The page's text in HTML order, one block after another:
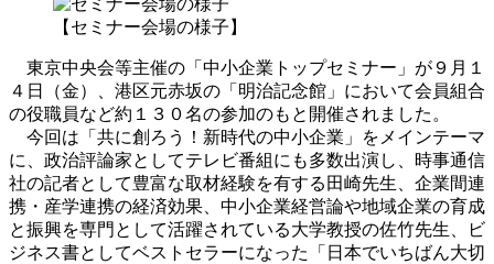
【セミナー会場の様子】
東京中央会等主催の「中小企業トップセミナー」が９月１
４日（金）、港区元赤坂の「明治記念館」において会員組合
の役職員など約１３０名の参加のもと開催されました。
今回は「共に創ろう！新時代の中小企業」をメインテーマ
に、政治評論家としてテレビ番組にも多数出演し、時事通信
社の記者として豊富な取材経験を有する田崎先生、企業間連
携・産学連携の経済効果、中小企業経営論や地域企業の育成
と振興を専門として活躍されている大学教授の佐竹先生、ビ
ジネス書としてベストセラーになった「日本でいちばん大切